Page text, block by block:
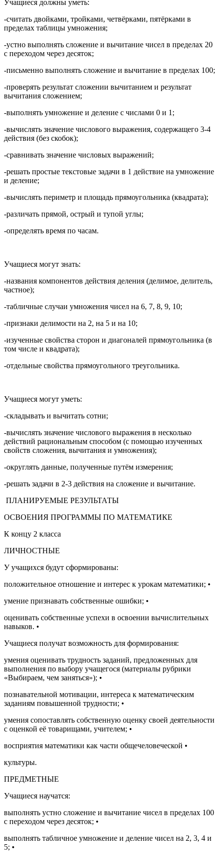
Учащиеся должны уметь:
-считать двойками, тройками, четвёрками, пятёрками в
пределах таблицы умножения;
-устно выполнять сложение и вычитание чисел в пределах 20
с переходом через десяток;
-письменно выполнять сложение и вычитание в пределах 100;
-проверять результат сложении вычитанием и результат
вычитания сложением;
-выполнять умножение и деление с числами 0 и 1;
-вычислять значение числового выражения, содержащего 3-4
действия (без скобок);
-сравнивать значение числовых выражений;
-решать простые текстовые задачи в 1 действие на умножение
и деление;
-вычислять периметр и площадь прямоугольника (квадрата);
-различать прямой, острый и тупой углы;
-определять время по часам.
Учащиеся могут знать:
-названия компонентов действия деления (делимое, делитель,
частное);
-табличные случаи умножения чисел на 6, 7, 8, 9, 10;
-признаки делимости на 2, на 5 и на 10;
-изученные свойства сторон и диагоналей прямоугольника (в
том числе и квадрата);
-отдельные свойства прямоугольного треугольника.
Учащиеся могут уметь:
-складывать и вычитать сотни;
-вычислять значение числового выражения в несколько
действий рациональным способом (с помощью изученных
свойств сложения, вычитания и умножения);
-округлять данные, полученные путём измерения;
-решать задачи в 2-3 действия на сложение и вычитание.
ПЛАНИРУЕМЫЕ РЕЗУЛЬТАТЫ
ОСВОЕНИЯ ПРОГРАММЫ ПО МАТЕМАТИКЕ
К концу 2 класса
ЛИЧНОСТНЫЕ
У учащихся будут сформированы:
положительное отношение и интерес к урокам математики; •
умение признавать собственные ошибки; •
оценивать собственные успехи в освоении вычислительных
навыков. •
Учащиеся получат возможность для формирования:
умения оценивать трудность заданий, предложенных для
выполнения по выбору учащегося (материалы рубрики
«Выбираем, чем заняться»); •
познавательной мотивации, интереса к математическим
заданиям повышенной трудности; •
умения сопоставлять собственную оценку своей деятельности
с оценкой её товарищами, учителем; •
восприятия математики как части общечеловеческой •
культуры.
ПРЕДМЕТНЫЕ
Учащиеся научатся:
выполнять устно сложение и вычитание чисел в пределах 100
с переходом через десяток; •
выполнять табличное умножение и деление чисел на 2, 3, 4 и
5; •